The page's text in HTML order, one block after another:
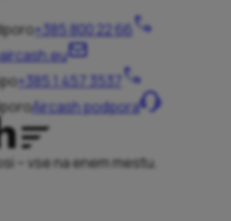
+385 800 22 66
+385 1 457 3537
Aircash podpora
– vse na enem mestu.